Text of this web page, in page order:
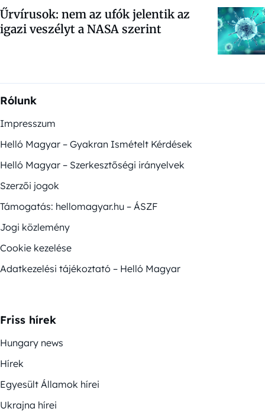
Űrvírusok: nem az ufók jelentik az
igazi veszélyt a NASA szerint
Rólunk
Impresszum
Helló Magyar – Gyakran Ismételt Kérdések
Helló Magyar – Szerkesztőségi irányelvek
Szerzői jogok
Támogatás: hellomagyar.hu – ÁSZF
Jogi közlemény
Cookie kezelése
Adatkezelési tájékoztató – Helló Magyar
Friss hírek
Hungary news
Hírek
Egyesült Államok hírei
Ukrajna hírei